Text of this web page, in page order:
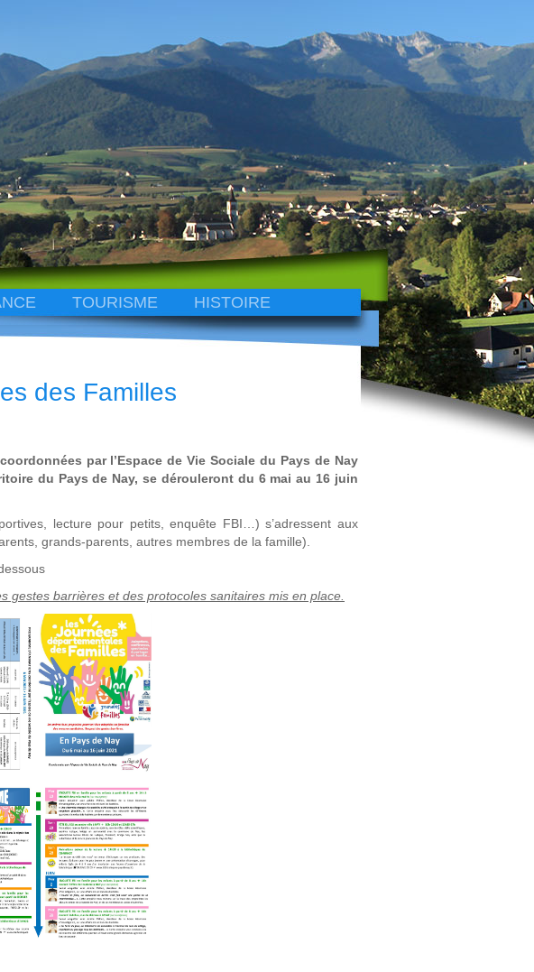
TOURISME HISTOIRE
des Familles
par l’Espace de Vie Sociale du Pays de Nay
du Pays de Nay, se dérouleront du 6 mai au 16 juin
lecture pour petits, enquête FBI…) s’adressent aux
grands-parents, autres membres de la famille).
gestes barrières et des protocoles sanitaires mis en place.